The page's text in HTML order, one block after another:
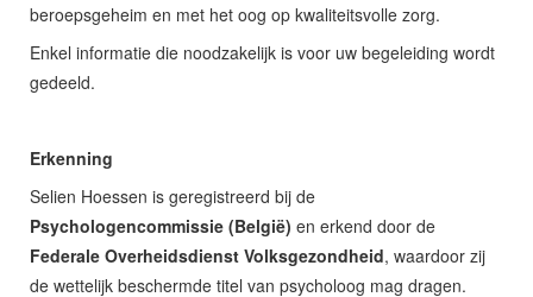
beroepsgeheim en met het oog op kwaliteitsvolle zorg.
Enkel informatie die noodzakelijk is voor uw begeleiding wordt
gedeeld.
Erkenning
Selien Hoessen is geregistreerd bij de
Psychologencommissie (België) en erkend door de
Federale Overheidsdienst Volksgezondheid, waardoor zij
de wettelijk beschermde titel van psycholoog mag dragen.